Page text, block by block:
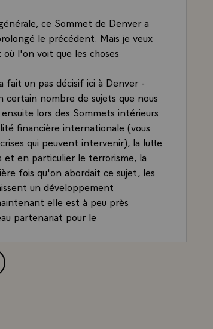
ce Sommet de Denver a
le précédent. Mais je veux
l'on voit que les choses
fait un pas décisif ici à Denver -
nombre de sujets que nous
lors des Sommets intérieurs
financière internationale (vous
qui peuvent intervenir), la lutte
et en particulier le terrorisme, la
fois qu'on abordait ce sujet, les
un développement
elle est à peu près
partenariat pour le
pour tout ce qui touche à
les moyens à mettre en
donc, une poursuite et une
de presse de M. Jacques Chirac,